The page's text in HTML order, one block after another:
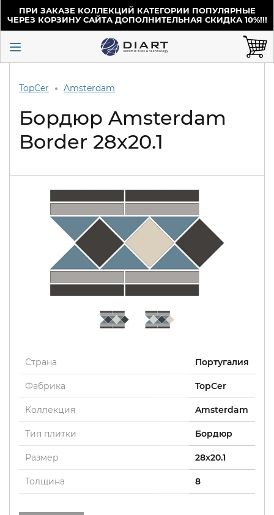
ПРИ ЗАКАЗЕ КОЛЛЕКЦИЙ КАТЕГОРИИ ПОПУЛЯРНЫЕ
ЧЕРЕЗ КОРЗИНУ САЙТА ДОПОЛНИТЕЛЬНАЯ СКИДКА 10%!!!
TopCer Amsterdam
Бордюр Amsterdam
Border 28x20.1
Страна Португалия
Фабрика TopCer
Коллекция Amsterdam
Тип плитки Бордюр
Размер 28x20.1
Толщина 8